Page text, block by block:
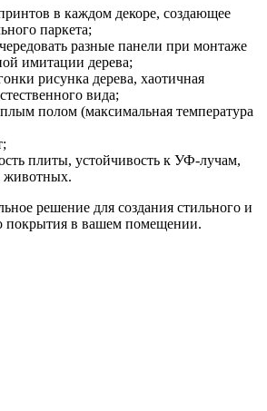
в каждом декоре, создающее
паркета;
разные панели при монтаже
имитации дерева;
рисунка дерева, хаотичная
вида;
полом (максимальная температура
плиты, устойчивость к УФ-лучам,
животных.
решение для создания стильного и
покрытия в вашем помещении.